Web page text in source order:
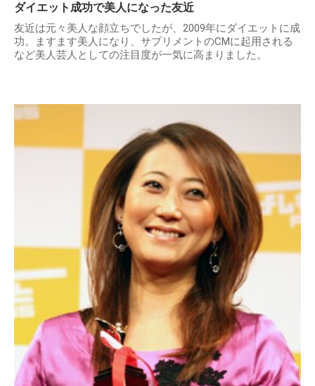
ダイエット成功で美人になった友近
友近は元々美人な顔立ちでしたが、2009年にダイエットに成
功。ますます美人になり、サプリメントのCMに起用される
など美人芸人としての注目度が一気に高まりました。